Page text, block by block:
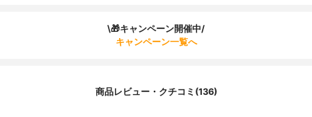
\🎁キャンペーン開催中/
キャンペーン一覧へ
商品レビュー・クチコミ(136)